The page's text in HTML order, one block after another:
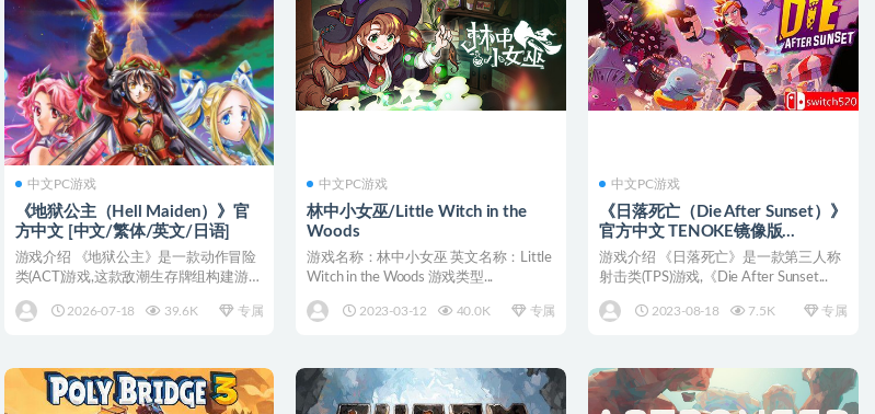
中文PC游戏
《地狱公主（Hell Maiden）》官
方中文 [中文/繁体/英文/日语]
游戏介绍 《地狱公主》是一款动作冒险
类(ACT)游戏,这款敌潮生存牌组构建游戏
2026-07-18
39.6K 专属
中文PC游戏
林中小女巫/Little Witch in the
Woods
游戏名称：林中小女巫 英文名称：Little
Witch in the Woods 游戏类型...
2023-03-12 40.0K 专属
中文PC游戏
《日落死亡（Die After Sunset）》
官方中文 TENOKE镜像版
[CN/EN/JP]
游戏介绍 《日落死亡》是一款第三人称
射击类(TPS)游戏,《Die After Sunset...
2023-08-18 7.5K 专属